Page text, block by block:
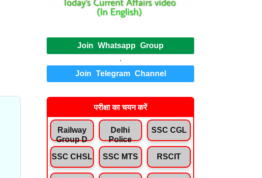
Join Whatsapp Group
.
Join Telegram Channel
परीक्षा का चयन करें
Railway
Group D
Delhi
Police
SSC CGL
SSC CHSL SSC MTS RSCIT